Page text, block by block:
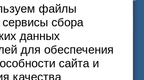
418-22-18
222-58-32
Все права защищены.
файлы
сбора
данных
для обеспечения
сайта и
качества